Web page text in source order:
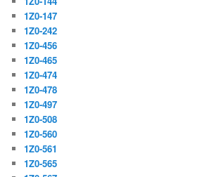
1Z0-147
1Z0-242
1Z0-456
1Z0-465
1Z0-474
1Z0-478
1Z0-497
1Z0-508
1Z0-560
1Z0-561
1Z0-565